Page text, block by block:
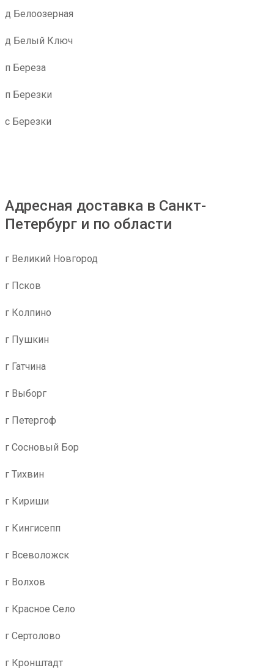
д Белоозерная
д Белый Ключ
п Береза
п Березки
с Березки
Адресная доставка в Санкт-
Петербург и по области
г Великий Новгород
г Псков
г Колпино
г Пушкин
г Гатчина
г Выборг
г Петергоф
г Сосновый Бор
г Тихвин
г Кириши
г Кингисепп
г Всеволожск
г Волхов
г Красное Село
г Сертолово
г Кронштадт